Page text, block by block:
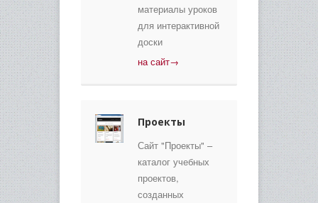
материалы уроков
для интерактивной
доски
на сайт→
Проекты
Сайт "Проекты" –
каталог учебных
проектов,
созданных